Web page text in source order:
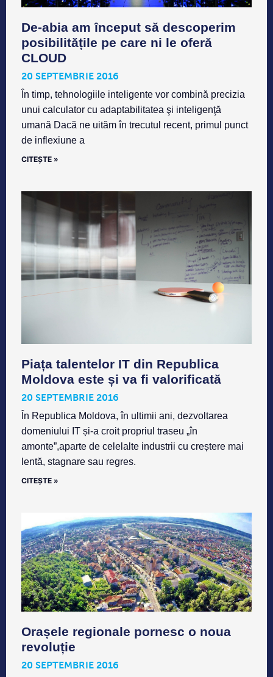
De-abia am început să descoperim
posibilitățile pe care ni le oferă
CLOUD
20 SEPTEMBRIE 2016
În timp, tehnologiile inteligente vor combină precizia
unui calculator cu adaptabilitatea şi inteligenţă
umană Dacă ne uităm în trecutul recent, primul punct
de inflexiune a
CITEȘTE »
Piața talentelor IT din Republica
Moldova este și va fi valorificată
20 SEPTEMBRIE 2016
În Republica Moldova, în ultimii ani, dezvoltarea
domeniului IT și-a croit propriul traseu „în
amonte”,aparte de celelalte industrii cu creștere mai
lentă, stagnare sau regres.
CITEȘTE »
Orașele regionale pornesc o noua
revoluție
20 SEPTEMBRIE 2016